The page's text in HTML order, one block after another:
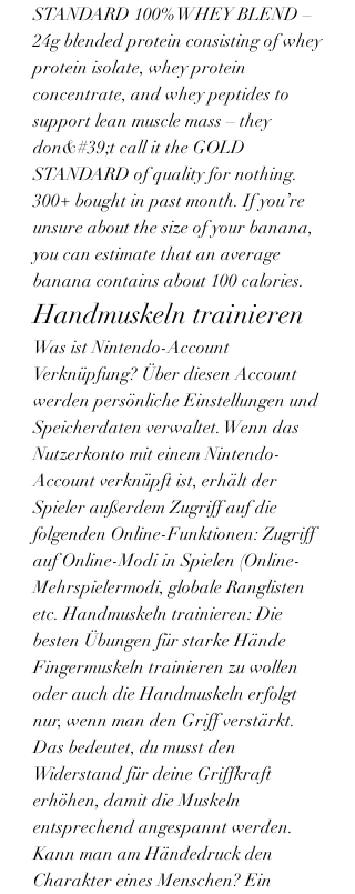
STANDARD 100% WHEY BLEND –
24g blended protein consisting of whey
protein isolate, whey protein
concentrate, and whey peptides to
support lean muscle mass – they
don&#39;t call it the GOLD
STANDARD of quality for nothing.
300+ bought in past month. If you’re
unsure about the size of your banana,
you can estimate that an average
banana contains about 100 calories.
Handmuskeln trainieren
Was ist Nintendo-Account
Verknüpfung? Über diesen Account
werden persönliche Einstellungen und
Speicherdaten verwaltet. Wenn das
Nutzerkonto mit einem Nintendo-
Account verknüpft ist, erhält der
Spieler außerdem Zugriff auf die
folgenden Online-Funktionen: Zugriff
auf Online-Modi in Spielen (Online-
Mehrspielermodi, globale Ranglisten
etc. Handmuskeln trainieren: Die
besten Übungen für starke Hände
Fingermuskeln trainieren zu wollen
oder auch die Handmuskeln erfolgt
nur, wenn man den Griff verstärkt.
Das bedeutet, du musst den
Widerstand für deine Griffkraft
erhöhen, damit die Muskeln
entsprechend angespannt werden.
Kann man am Händedruck den
Charakter eines Menschen? Ein